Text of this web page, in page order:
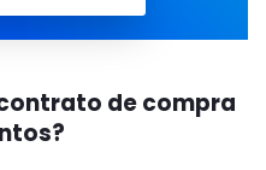
de compra